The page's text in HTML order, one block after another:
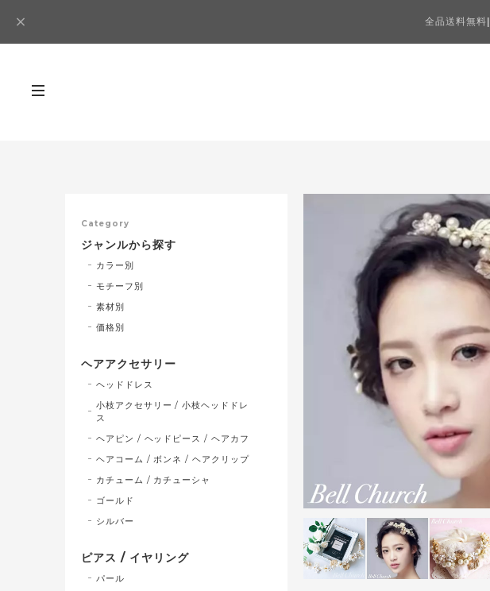
全品送料無料
Category
ジャンルから探す
カラー別
モチーフ別
素材別
価格別
ヘアアクセサリー
ヘッドドレス
小枝アクセサリー / 小枝ヘッドドレ
ス
ヘアピン / ヘッドピース / ヘアカフ
ヘアコーム / ボンネ / ヘアクリップ
カチューム / カチューシャ
ゴールド
シルバー
ピアス / イヤリング
パール